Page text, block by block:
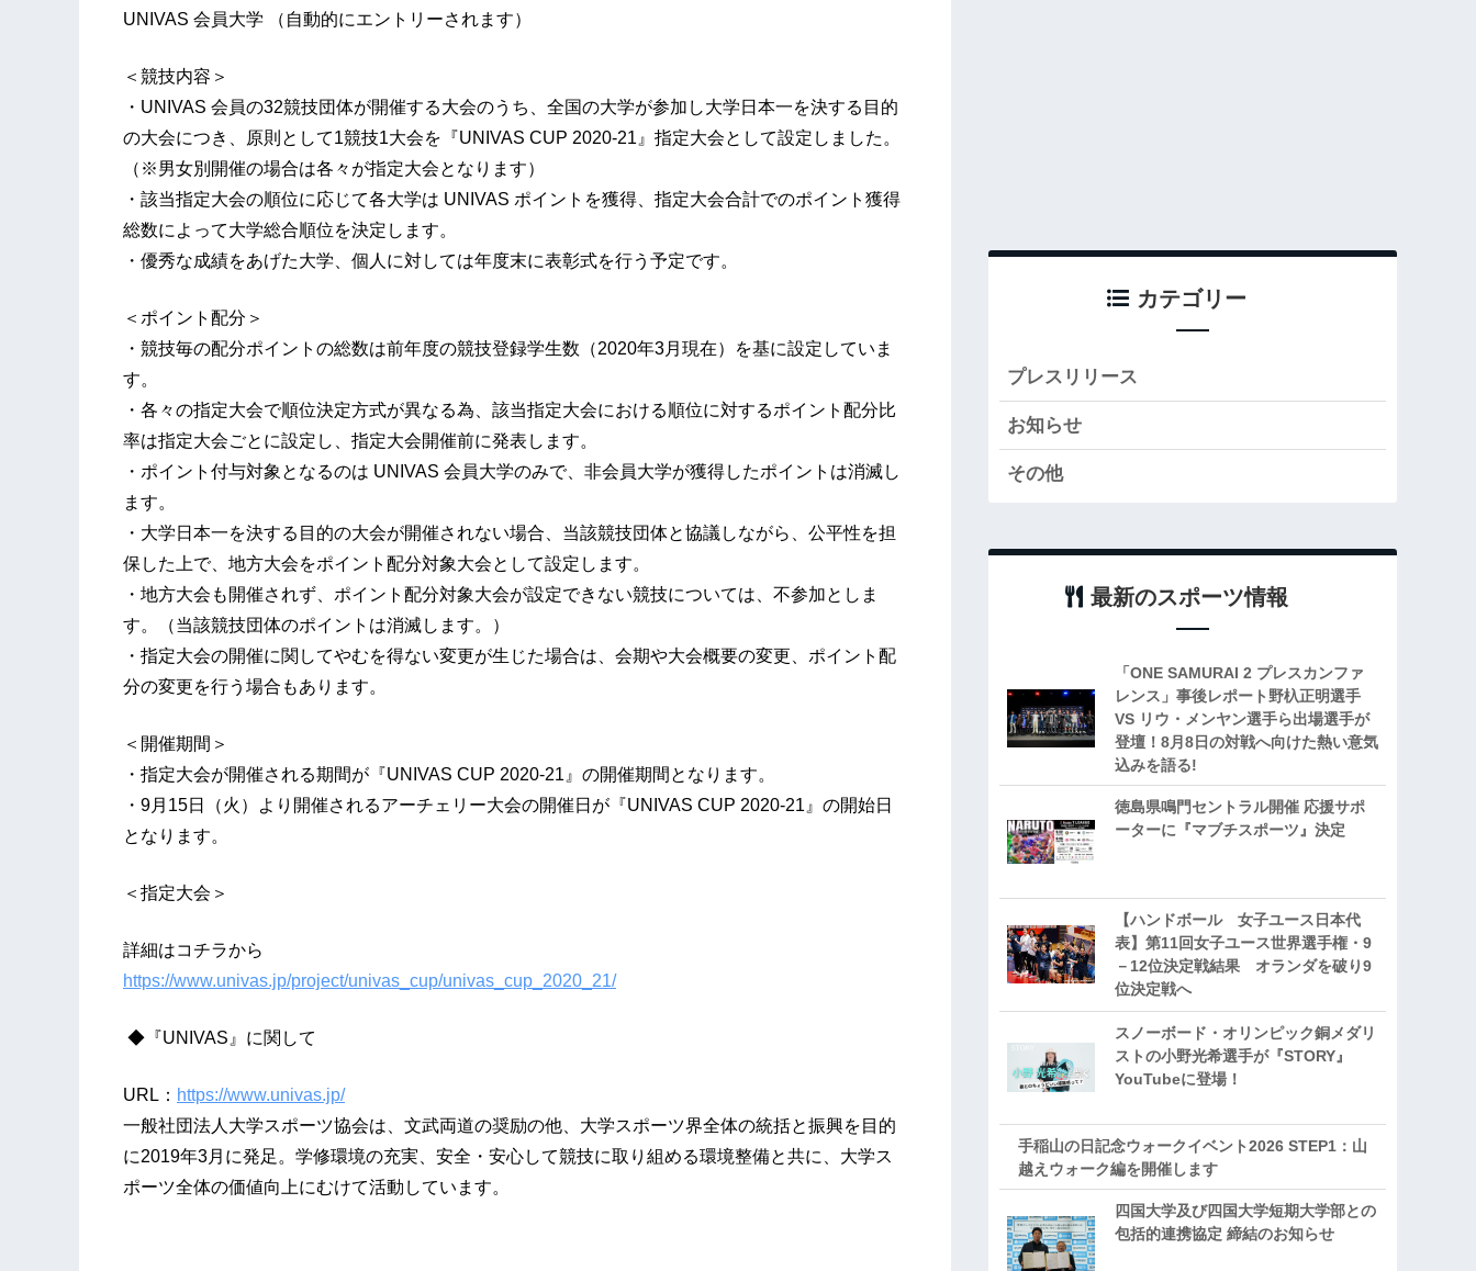
UNIVAS 会員大学 （自動的にエントリーされます）
＜競技内容＞
・UNIVAS 会員の32競技団体が開催する大会のうち、全国の大学が参加し大学日本一を決する目的
の大会につき、原則として1競技1大会を『UNIVAS CUP 2020-21』指定大会として設定しました。
（※男女別開催の場合は各々が指定大会となります）
・該当指定大会の順位に応じて各大学は UNIVAS ポイントを獲得、指定大会合計でのポイント獲得
総数によって大学総合順位を決定します。
・優秀な成績をあげた大学、個人に対しては年度末に表彰式を行う予定です。
＜ポイント配分＞
・競技毎の配分ポイントの総数は前年度の競技登録学生数（2020年3月現在）を基に設定していま
す。
・各々の指定大会で順位決定方式が異なる為、該当指定大会における順位に対するポイント配分比
率は指定大会ごとに設定し、指定大会開催前に発表します。
・ポイント付与対象となるのは UNIVAS 会員大学のみで、非会員大学が獲得したポイントは消滅し
ます。
・大学日本一を決する目的の大会が開催されない場合、当該競技団体と協議しながら、公平性を担
保した上で、地方大会をポイント配分対象大会として設定します。
・地方大会も開催されず、ポイント配分対象大会が設定できない競技については、不参加としま
す。（当該競技団体のポイントは消滅します。）
・指定大会の開催に関してやむを得ない変更が生じた場合は、会期や大会概要の変更、ポイント配
分の変更を行う場合もあります。
＜開催期間＞
・指定大会が開催される期間が『UNIVAS CUP 2020-21』の開催期間となります。
・9月15日（火）より開催されるアーチェリー大会の開催日が『UNIVAS CUP 2020-21』の開始日
となります。
＜指定大会＞
詳細はコチラから
https://www.univas.jp/project/univas_cup/univas_cup_2020_21/
◆『UNIVAS』に関して
URL： https://www.univas.jp/
一般社団法人大学スポーツ協会は、文武両道の奨励の他、大学スポーツ界全体の統括と振興を目的
に2019年3月に発足。学修環境の充実、安全・安心して競技に取り組める環境整備と共に、大学ス
ポーツ全体の価値向上にむけて活動しています。
カテゴリー
プレスリリース
お知らせ
その他
最新のスポーツ情報
「ONE SAMURAI 2 プレスカンファ
レンス」事後レポート野杁正明選手
VS リウ・メンヤン選手ら出場選手が
登壇！8月8日の対戦へ向けた熱い意気
込みを語る!
徳島県鳴門セントラル開催 応援サポ
ーターに『マブチスポーツ』決定
【ハンドボール 女子ユース日本代
表】第11回女子ユース世界選手権・9
－12位決定戦結果 オランダを破り9
位決定戦へ
スノーボード・オリンピック銅メダリ
ストの小野光希選手が『STORY』
YouTubeに登場！
手稲山の日記念ウォークイベント2026 STEP1：山
越えウォーク編を開催します
四国大学及び四国大学短期大学部との
包括的連携協定 締結のお知らせ